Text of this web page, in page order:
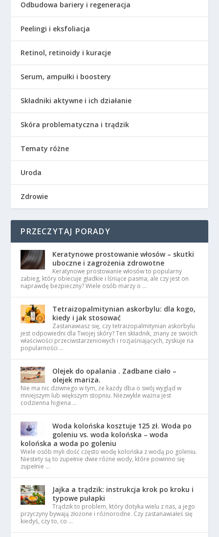
Odbudowa bariery i regeneracja
Peelingi i eksfoliacja
Retinol, retinoidy i kuracje
Serum, ampułki i boostery
Składniki aktywne i ich działanie
Skóra problematyczna i trądzik
Tematy różne
Uroda
Zdrowie
PRZECZYTAJ PORADY
Keratynowe prostowanie włosów – skutki
uboczne i zagrożenia zdrowotne
Keratynowe prostowanie włosów to popularny
zabieg, który obiecuje gładkie i lśniące pasma, ale czy jest on
naprawdę bezpieczny? Wiele osób marzy o …
Tetraizopalmitynian askorbylu: dla kogo,
kiedy i jak stosować
Zastanawiasz się, czy tetraizopalmitynian askorbylu
jest odpowiedni dla Twojej skóry? Ten składnik, znany ze swoich
właściwości przeciwstarzeniowych i rozjaśniających, zyskuje na
popularności …
Olejek do opalania . Zadbane ciało –
olejek mariza.
Nie ma nic dziwnego w tym, że każdy dba o swój wygląd w
mniejszym lub większym stopniu. Niezwykle ważna jest
codzienna higiena …
Woda kolońska kosztuje 125 zł. Woda po
goleniu vs. woda kolońska – woda
kolońska a woda po goleniu
Wiele osób myli dość często wodę kolońska z wodą po goleniu.
Niestety są to zupełnie dwie różne wody, które powinno się
zupełnie …
Jajka a trądzik: instrukcja krok po kroku i
typowe pułapki
Trądzik to problem, który dotyka wielu z nas, a jego
przyczyny bywają złożone i różnorodne. Czy zastanawiałeś się
kiedyś, czy to, co …